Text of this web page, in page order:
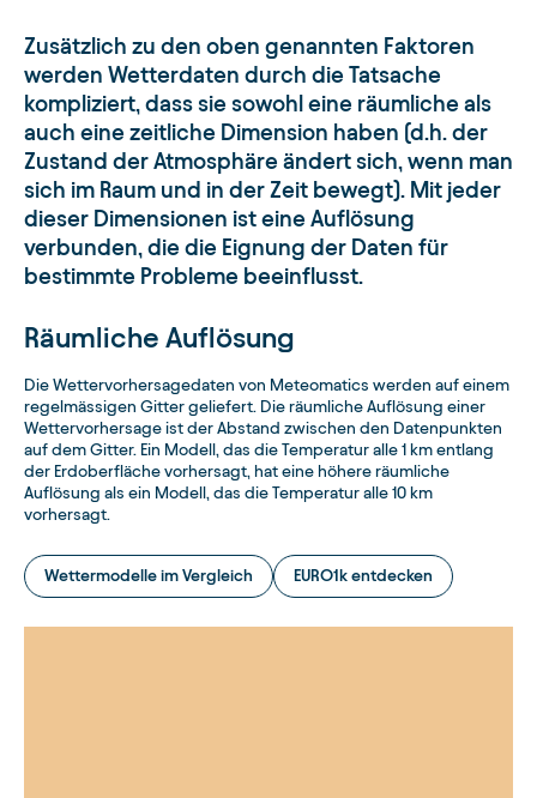
Zusätzlich zu den oben genannten Faktoren
werden Wetterdaten durch die Tatsache
kompliziert, dass sie sowohl eine räumliche als
auch eine zeitliche Dimension haben (d.h. der
Zustand der Atmosphäre ändert sich, wenn man
sich im Raum und in der Zeit bewegt). Mit jeder
dieser Dimensionen ist eine Auflösung
verbunden, die die Eignung der Daten für
bestimmte Probleme beeinflusst.
Räumliche Auflösung
Die Wettervorhersagedaten von Meteomatics werden auf einem
regelmässigen Gitter geliefert. Die räumliche Auflösung einer
Wettervorhersage ist der Abstand zwischen den Datenpunkten
auf dem Gitter. Ein Modell, das die Temperatur alle 1 km entlang
der Erdoberfläche vorhersagt, hat eine höhere räumliche
Auflösung als ein Modell, das die Temperatur alle 10 km
vorhersagt.
Wettermodelle im Vergleich EURO1k entdecken